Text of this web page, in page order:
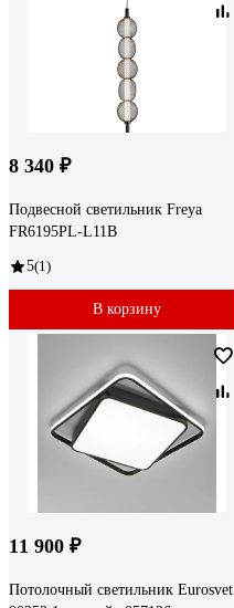
8 340 ₽
Подвесной светильник Freya
FR6195PL-L11B
5(1)
В корзину
11 900 ₽
Потолочный светильник Eurosvet